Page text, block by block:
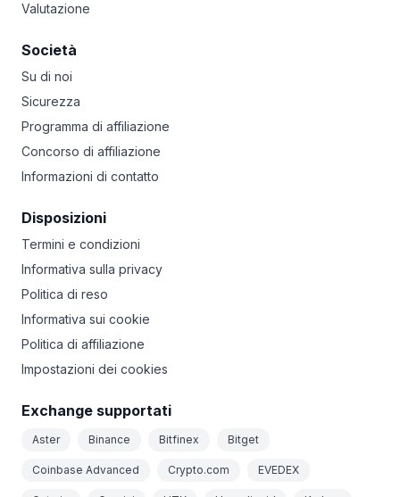
Valutazione
Società
Su di noi
Sicurezza
Programma di affiliazione
Concorso di affiliazione
Informazioni di contatto
Disposizioni
Termini e condizioni
Informativa sulla privacy
Politica di reso
Informativa sui cookie
Politica di affiliazione
Impostazioni dei cookies
Exchange supportati
Aster Binance Bitfinex Bitget
Coinbase Advanced Crypto.com EVEDEX